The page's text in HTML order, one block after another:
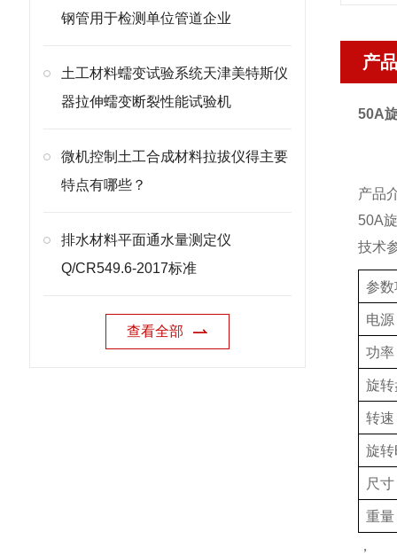
钢管用于检测单位管道企业
土工材料蠕变试验系统天津美特斯仪
器拉伸蠕变断裂性能试验机
微机控制土工合成材料拉拔仪得主要
特点有哪些？
排水材料平面通水量测定仪
Q/CR549.6-2017标准
查看全部
产
50A
产品
50A
技术
参数
电源
功率
旋转
转速
旋
尺寸
重量
，